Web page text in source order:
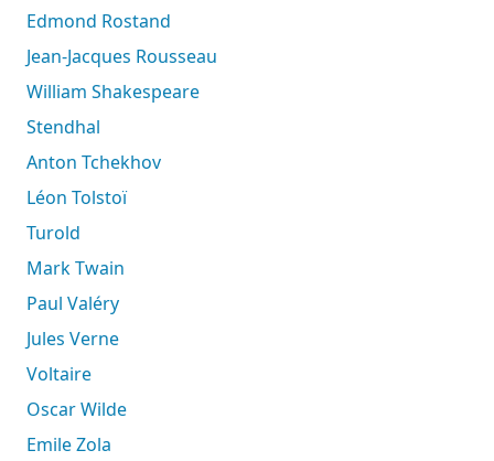
Edmond Rostand
Jean-Jacques Rousseau
William Shakespeare
Stendhal
Anton Tchekhov
Léon Tolstoï
Turold
Mark Twain
Paul Valéry
Jules Verne
Voltaire
Oscar Wilde
Emile Zola